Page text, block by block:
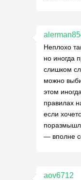
Неплохо
но иногда
слишком
можно
этом
правилах
если
— вполне
aov6712